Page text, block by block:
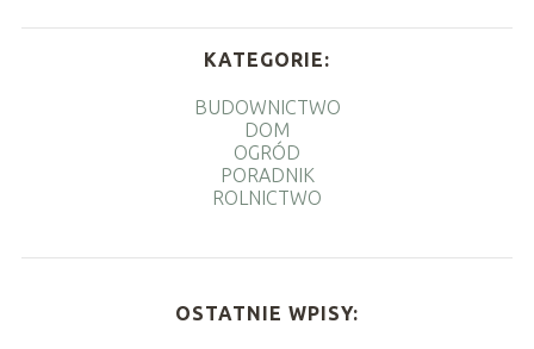
KATEGORIE:
BUDOWNICTWO
DOM
OGRÓD
PORADNIK
ROLNICTWO
OSTATNIE WPISY: